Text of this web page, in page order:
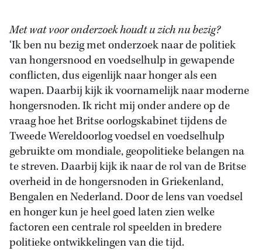
Met wat voor onderzoek houdt u zich nu bezig?
‘Ik ben nu bezig met onderzoek naar de politiek
van hongersnood en voedselhulp in gewapende
conflicten, dus eigenlijk naar honger als een
wapen. Daarbij kijk ik voornamelijk naar moderne
hongersnoden. Ik richt mij onder andere op de
vraag hoe het Britse oorlogskabinet tijdens de
Tweede Wereldoorlog voedsel en voedselhulp
gebruikte om mondiale, geopolitieke belangen na
te streven. Daarbij kijk ik naar de rol van de Britse
overheid in de hongersnoden in Griekenland,
Bengalen en Nederland. Door de lens van voedsel
en honger kun je heel goed laten zien welke
factoren een centrale rol speelden in bredere
politieke ontwikkelingen van die tijd.